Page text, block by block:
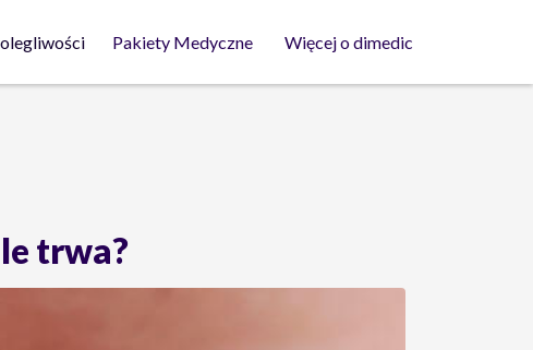
Pakiety Medyczne Więcej o dimedic
trwa?